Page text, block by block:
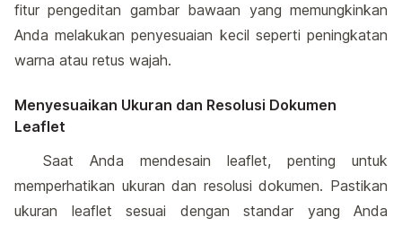
fitur pengeditan gambar bawaan yang memungkinkan
Anda melakukan penyesuaian kecil seperti peningkatan
warna atau retus wajah.
Menyesuaikan Ukuran dan Resolusi Dokumen
Leaflet
Saat Anda mendesain leaflet, penting untuk
memperhatikan ukuran dan resolusi dokumen. Pastikan
ukuran leaflet sesuai dengan standar yang Anda